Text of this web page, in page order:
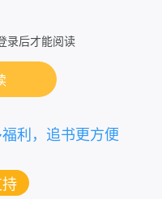
录后才能阅读
利，追书更方便